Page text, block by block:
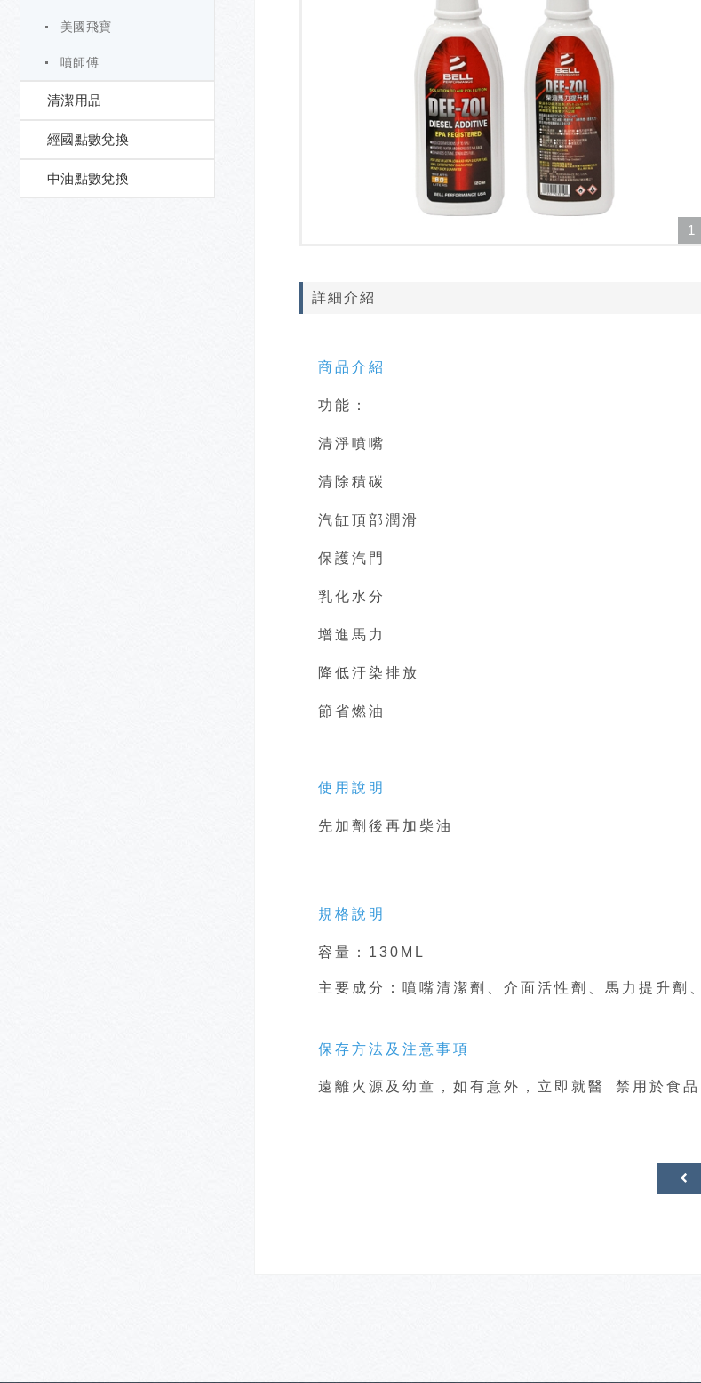
美國飛寶
噴師傅
清潔用品
經國點數兌換
中油點數兌換
1
詳細介紹
商品介紹
功能：
清淨噴嘴
清除積碳
汽缸頂部潤滑
保護汽門
乳化水分
增進馬力
降低汙染排放
節省燃油
使用說明
先加劑後再加柴油
規格說明
容量：130ML
主要成分：噴嘴清潔劑、介面活性劑、馬力提升劑
保存方法及注意事項
遠離火源及幼童，如有意外，立即就醫 禁用於食品